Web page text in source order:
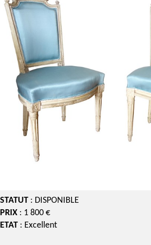
STATUT : DISPONIBLE
PRIX : 1 800 €
ETAT : Excellent